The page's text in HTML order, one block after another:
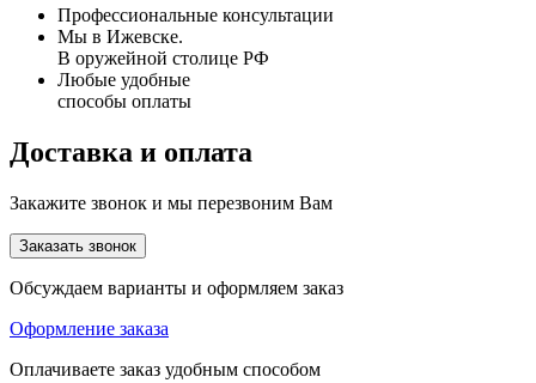
Профессиональные консультации
Мы в Ижевске.
В оружейной столице РФ
Любые удобные
способы оплаты
Доставка и оплата
Закажите звонок и мы перезвоним Вам
Заказать звонок
Обсуждаем варианты и оформляем заказ
Оформление заказа
Оплачиваете заказ удобным способом